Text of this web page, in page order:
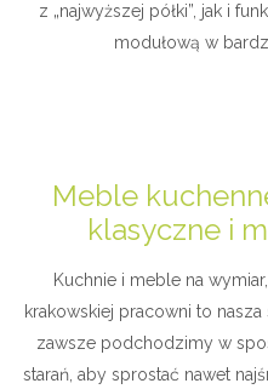
z „najwyższej półki”, jak i
modułową w
Meble
klasyczne i
Kuchnie i meble na
krakowskiej pracowni to
zawsze podchodzimy w
starań, aby sprostać nawet